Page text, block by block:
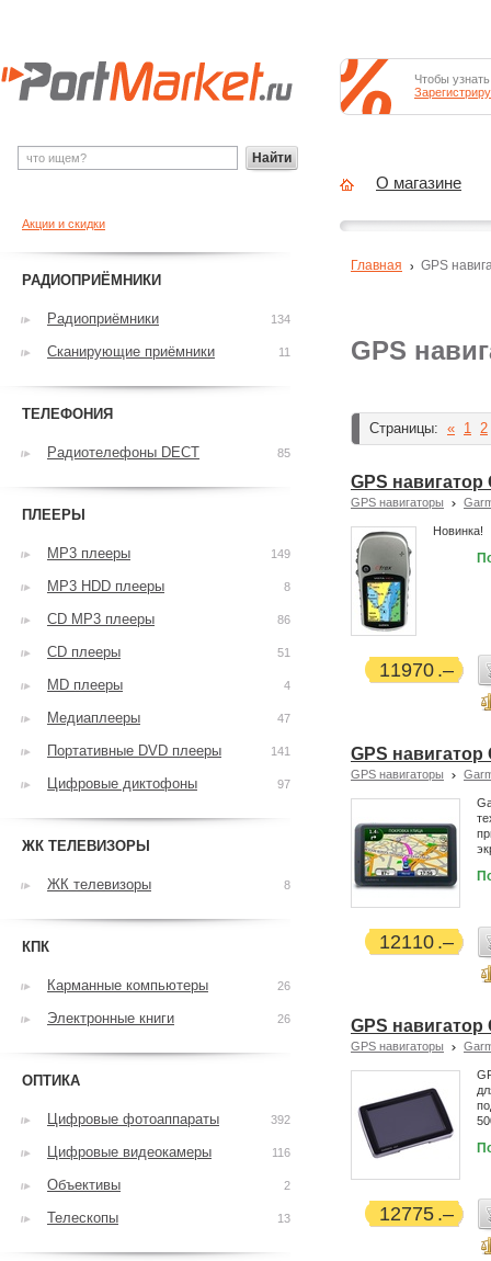
GPS
Страницы: « 1 2
GPS навигатор
GPS навигаторы
Новинка!
11970
GPS навигатор
GPS навигаторы
12110
GPS навигатор
GPS навигаторы
12775
Главная GPS
Акции и скидки
РАДИОПРИЁМНИКИ
Радиоприёмники 134
Сканирующие приёмники 11
ТЕЛЕФОНИЯ
Радиотелефоны DECT 85
ПЛЕЕРЫ
MP3 плееры 149
MP3 HDD плееры 8
CD MP3 плееры 86
CD плееры 51
MD плееры 4
Медиаплееры 47
Портативные DVD плееры 141
Цифровые диктофоны 97
ЖК ТЕЛЕВИЗОРЫ
ЖК телевизоры 8
КПК
Карманные компьютеры 26
Электронные книги 26
ОПТИКА
Цифровые фотоаппараты 392
Цифровые видеокамеры 116
Объективы 2
Телескопы 13
Найти
Чтобы
О магазине